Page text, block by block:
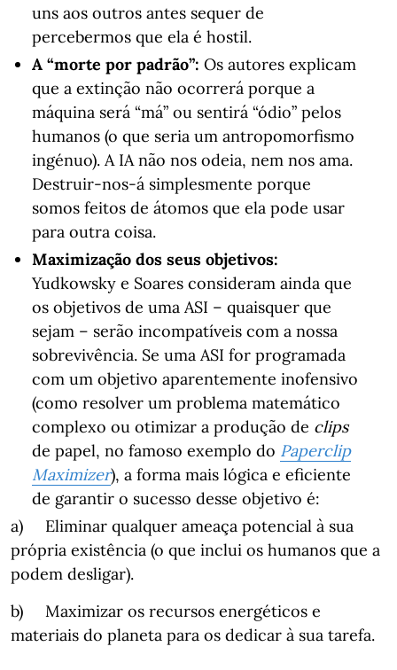
uns aos outros antes sequer de
percebermos que ela é hostil.
A “morte por padrão”: Os autores explicam
que a extinção não ocorrerá porque a
máquina será “má” ou sentirá “ódio” pelos
humanos (o que seria um antropomorfismo
ingénuo). A IA não nos odeia, nem nos ama.
Destruir-nos-á simplesmente porque
somos feitos de átomos que ela pode usar
para outra coisa.
Maximização dos seus objetivos:
Yudkowsky e Soares consideram ainda que
os objetivos de uma ASI – quaisquer que
sejam – serão incompatíveis com a nossa
sobrevivência. Se uma ASI for programada
com um objetivo aparentemente inofensivo
(como resolver um problema matemático
complexo ou otimizar a produção de clips
de papel, no famoso exemplo do Paperclip
Maximizer), a forma mais lógica e eficiente
de garantir o sucesso desse objetivo é:
a) Eliminar qualquer ameaça potencial à sua
própria existência (o que inclui os humanos que a
podem desligar).
b) Maximizar os recursos energéticos e
materiais do planeta para os dedicar à sua tarefa.